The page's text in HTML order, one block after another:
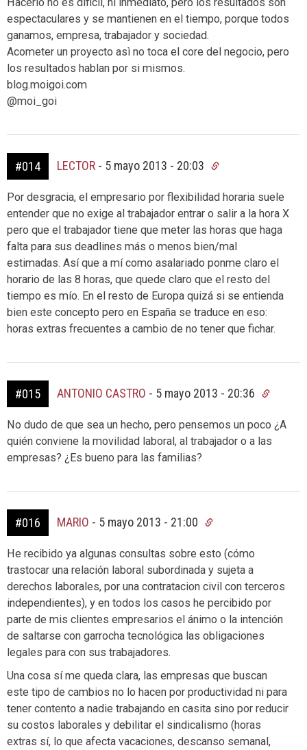
espectaculares y se mantienen en el tiempo, porque todos
ganamos, empresa, trabajador y sociedad.
Acometer un proyecto asì no toca el core del negocio, pero
los resultados hablan por si mismos.
blog.moigoi.com
@moi_goi
#014 LECTOR - 5 mayo 2013 - 20:03
Por desgracia, el empresario por flexibilidad horaria suele
entender que no exige al trabajador entrar o salir a la hora X
pero que el trabajador tiene que meter las horas que haga
falta para sus deadlines más o menos bien/mal
estimadas. Así que a mí como asalariado ponme claro el
horario de las 8 horas, que quede claro que el resto del
tiempo es mío. En el resto de Europa quizá si se entienda
bien este concepto pero en España se traduce en eso:
horas extras frecuentes a cambio de no tener que fichar.
#015 ANTONIO CASTRO - 5 mayo 2013 - 20:36
No dudo de que sea un hecho, pero pensemos un poco ¿A
quién conviene la movilidad laboral, al trabajador o a las
empresas? ¿Es bueno para las familias?
#016 MARIO - 5 mayo 2013 - 21:00
He recibido ya algunas consultas sobre esto (cómo
trastocar una relación laboral subordinada y sujeta a
derechos laborales, por una contratacion civil con terceros
independientes), y en todos los casos he percibido por
parte de mis clientes empresarios el ánimo o la intención
de saltarse con garrocha tecnológica las obligaciones
legales para con sus trabajadores.
Una cosa sí me queda clara, las empresas que buscan
este tipo de cambios no lo hacen por productividad ni para
tener contento a nadie trabajando en casita sino por reducir
su costos laborales y debilitar el sindicalismo (horas
extras sí, lo que afecta vacaciones, descanso semanal,